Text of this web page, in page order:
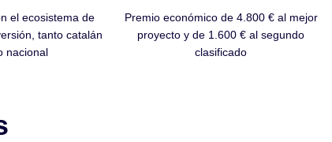
el ecosistema de
tanto catalán
nacional
Premio económico de 4.800 € al mejor
proyecto y de 1.600 € al segundo
clasificado